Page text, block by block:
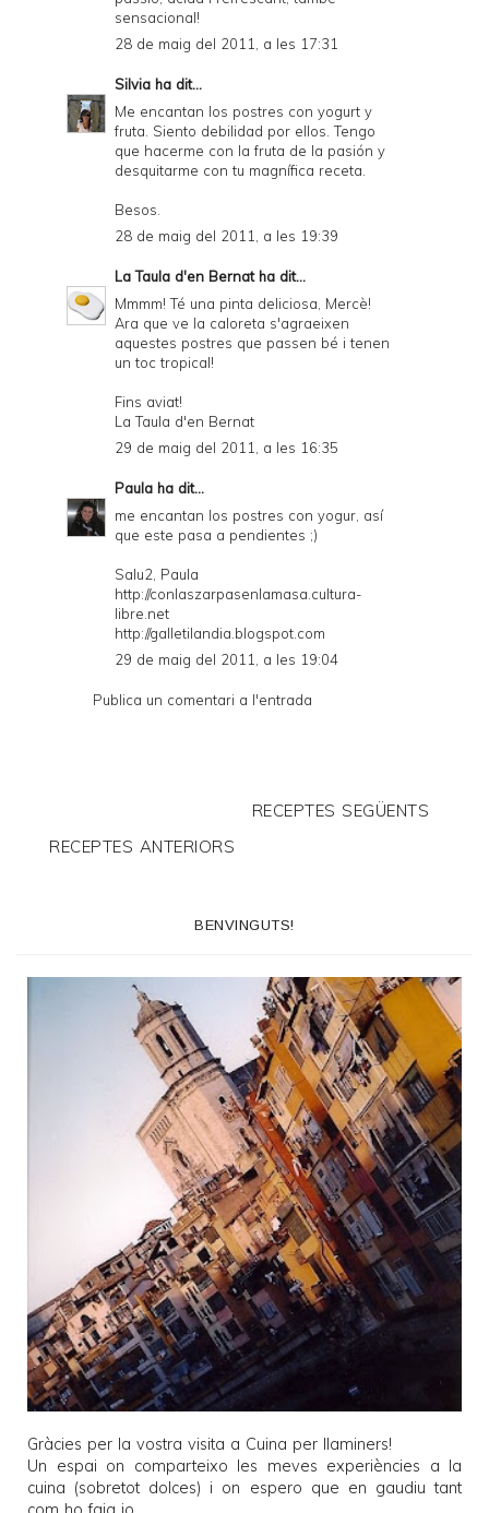
sensacional!
28 de maig del 2011, a les 17:31
Silvia ha dit...
Me encantan los postres con yogurt y
fruta. Siento debilidad por ellos. Tengo
que hacerme con la fruta de la pasión y
desquitarme con tu magnífica receta.
Besos.
28 de maig del 2011, a les 19:39
La Taula d'en Bernatha dit...
Mmmm! Té una pinta deliciosa, Mercè!
Ara que ve la caloreta s'agraeixen
aquestes postres que passen bé i tenen
un toc tropical!
Fins aviat!
La Taula d'en Bernat
29 de maig del 2011, a les 16:35
Paula ha dit...
me encantan los postres con yogur, así
que este pasa a pendientes ;)
Salu2, Paula
http://conlaszarpasenlamasa.cultura-
libre.net
http://galletilandia.blogspot.com
29 de maig del 2011, a les 19:04
Publica un comentari a l'entrada
RECEPTES SEGÜENTS
RECEPTES ANTERIORS
BENVINGUTS!
Gràcies per la vostra visita a Cuina per llaminers!
Un espai on comparteixo les meves experiències a la
cuina (sobretot dolces) i on espero que en gaudiu tant